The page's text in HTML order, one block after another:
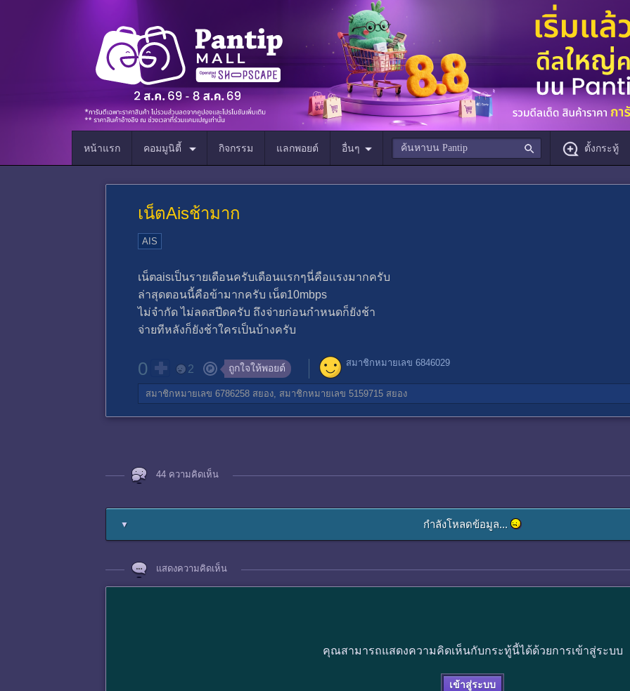
หน้าแรก คอมมูนิตี้ กิจกรรม แลกพอยต์ อื่นๆ ตั้งกระทู้
เน็ตAisช้ามาก
AIS
เน็ตaisเป็นรายเดือนครับเดือนเเรกๆนี่คือเเรงมากครับ
ล่าสุดตอนนี้คือข้ามากครับ เน็ต10mbps
ไม่จำกัด ไม่ลดสปีดครับ ถึงจ่ายก่อนกำหนดก็ยังช้า
จ่ายทีหลังก็ยังช้าใครเป็นบ้างครับ
0 2 ถูกใจให้พอยต์ สมาชิกหมายเลข 6846029
สมาชิกหมายเลข 6786258 สยอง, สมาชิกหมายเลข 5159715 สยอง
44 ความคิดเห็น
▼ กำลังโหลดข้อมูล...
แสดงความคิดเห็น
คุณสามารถแสดงความคิดเห็นกับกระทู้นี้ได้ด้วยการเข้าสู่ระบบ
เข้าสู่ระบบ